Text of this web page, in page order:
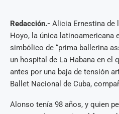
Redacción.- Alicia Ernestina de
Hoyo, la única latinoamericana
simbólico de “prima ballerina
un hospital de La Habana en el
antes por una baja de tensión
Ballet Nacional de Cuba,
Alonso tenía 98 años, y quien